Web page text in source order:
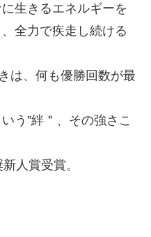
生きるエネルギーを
全力で疾走し続ける
は、何も優勝回数が最
う”絆＂、その強さこ
人賞受賞。